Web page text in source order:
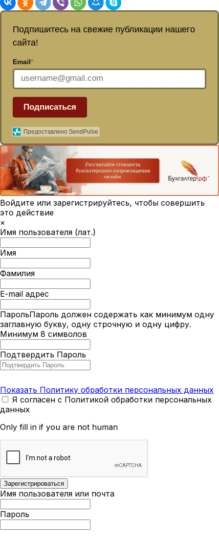
Подпишитесь на свежие публикации нашего
сайта!
Email*
Подписаться
Предоставлено SendPulse
Войдите или зарегистрируйтесь, чтобы совершить
это действие
×
Имя пользователя (лат.)
Имя
Фамилия
E-mail адрес
ПарольПароль должен содержать как минимум одну
заглавную букву, одну строчную и одну цифру.
Минимум 8 символов
Подтвердить Пароль
Показать Политику обработки персональных данных
Я согласен с Политикой обработки персональных
данных
Only fill in if you are not human
Имя пользователя или почта
Пароль